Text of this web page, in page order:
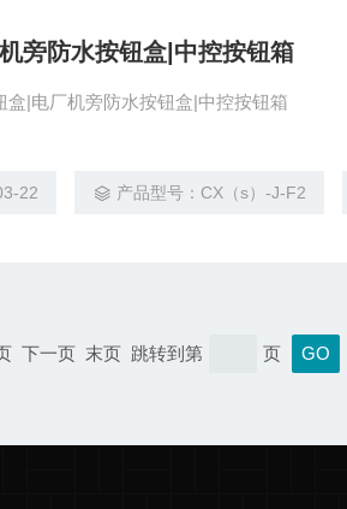
旁防水按钮盒|中控按钮箱
盒|电厂机旁防水按钮盒|中控按钮箱
22 产品型号：CX（s）-J-F2
下一页 末页 跳转到第 页